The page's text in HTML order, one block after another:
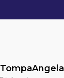
TompaAngela